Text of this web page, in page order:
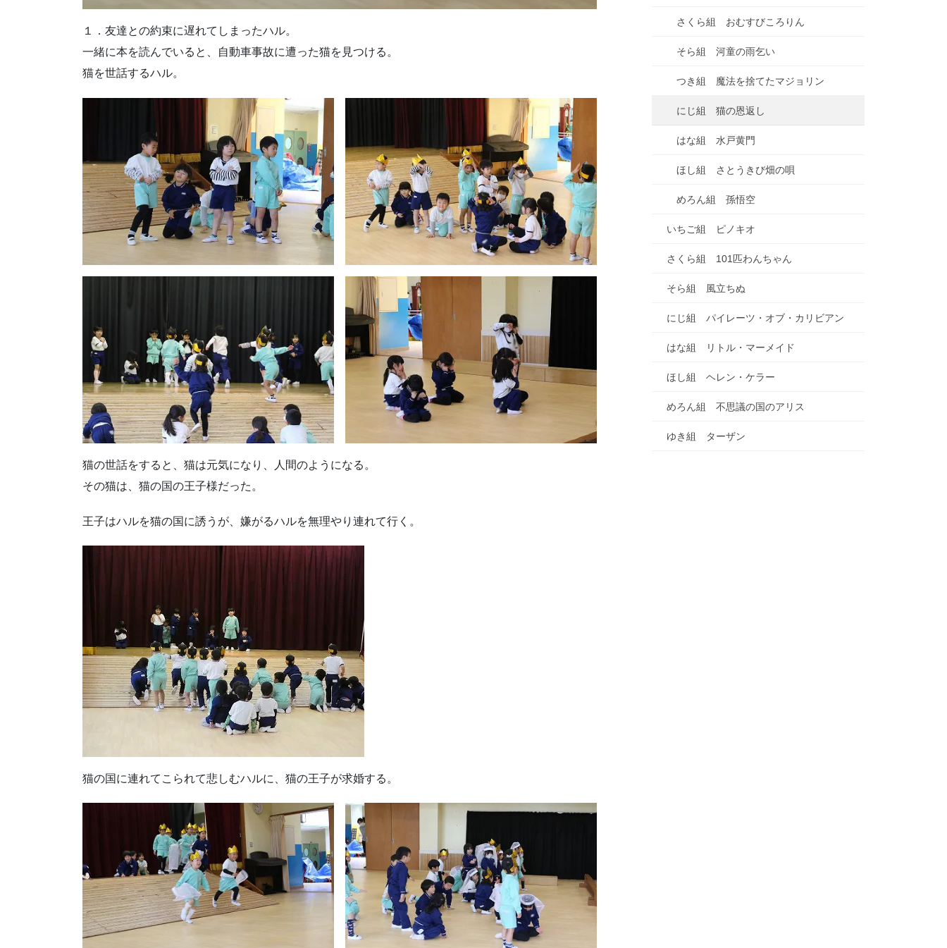
１．友達との約束に遅れてしまったハル。
一緒に本を読んでいると、自動車事故に遭った猫を見つける。
猫を世話するハル。
猫の世話をすると、猫は元気になり、人間のようになる。
その猫は、猫の国の王子様だった。
王子はハルを猫の国に誘うが、嫌がるハルを無理やり連れて行く。
猫の国に連れてこられて悲しむハルに、猫の王子が求婚する。
さくら組 おむすびころりん
そら組 河童の雨乞い
つき組 魔法を捨てたマジョリン
にじ組 猫の恩返し
はな組 水戸黄門
ほし組 さとうきび畑の唄
めろん組 孫悟空
いちご組 ピノキオ
さくら組 101匹わんちゃん
そら組 風立ちぬ
にじ組 パイレーツ・オブ・カリビアン
はな組 リトル・マーメイド
ほし組 ヘレン・ケラー
めろん組 不思議の国のアリス
ゆき組 ターザン